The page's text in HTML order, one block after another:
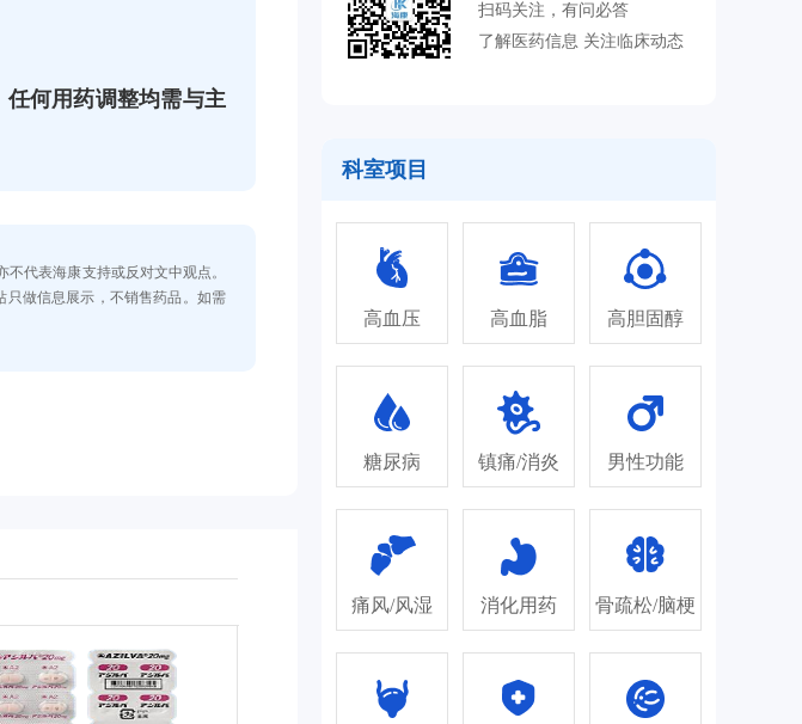
何用药调整均需与主
代表海康支持或反对文中观点。
只做信息展示，不销售药品。如需
扫码关注，有问必答
了解医药信息 关注临床动态
科室项目
高血压 高血脂 高胆固醇
糖尿病 镇痛/消炎 男性功能
痛风/风湿 消化用药 骨疏松/脑梗